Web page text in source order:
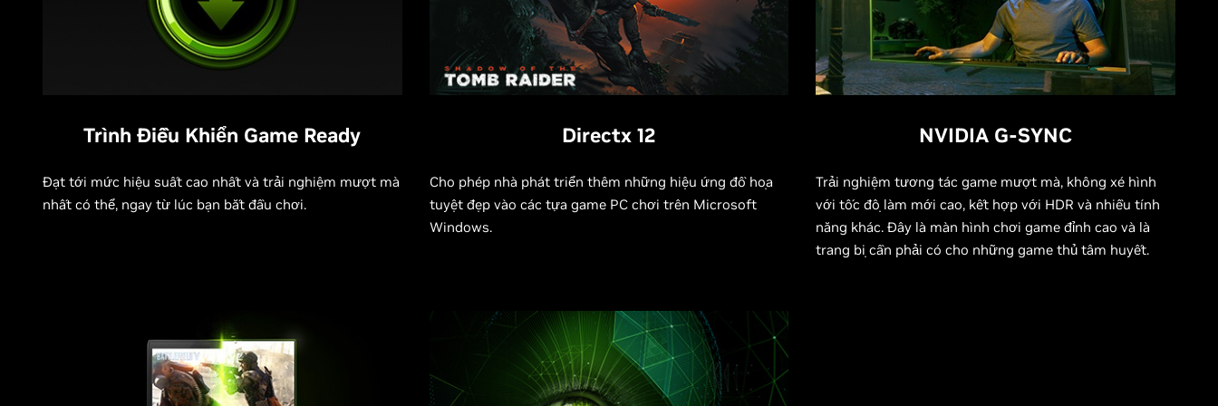
Trình Điều Khiển Game Ready
Đạt tới mức hiệu suất cao nhất và trải nghiệm mượt mà
nhất có thể, ngay từ lúc bạn bắt đầu chơi.
Directx 12
Cho phép nhà phát triển thêm những hiệu ứng đồ họa
tuyệt đẹp vào các tựa game PC chơi trên Microsoft
Windows.
NVIDIA G-SYNC
Trải nghiệm tương tác game mượt mà, không xé hình
với tốc độ làm mới cao, kết hợp với HDR và nhiều tính
năng khác. Đây là màn hình chơi game đỉnh cao và là
trang bị cần phải có cho những game thủ tâm huyết.